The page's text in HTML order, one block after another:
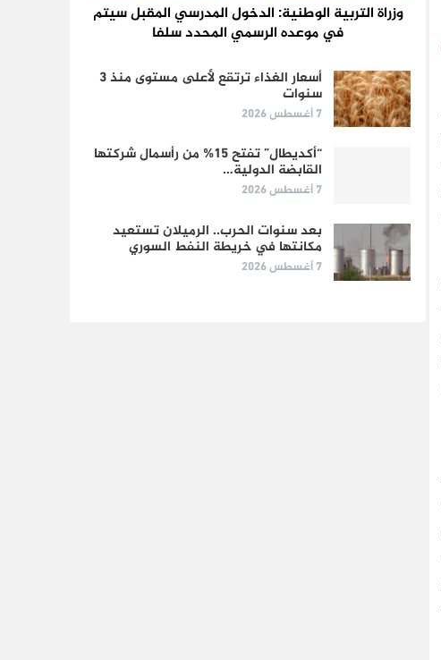
وزراة التربية الوطنية: الدخول المدرسي المقبل سیتم
في موعده الرسمي المحدد سلفا
أسعار الغذاء ترتقع لأعلى مستوى منذ 3
سنوات
7 أغسطس 2026
“أكديطال” تفتح 15% من رأسمال شركتها
القابضة الدولية…
7 أغسطس 2026
بعد سنوات الحرب.. الرميلان تستعيد
مكانتها في خريطة النفط السوري
7 أغسطس 2026